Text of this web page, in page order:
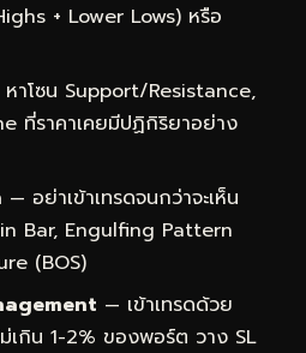
+ Lower Lows) หรือ
าโซน Support/Resistance,
ที่ราคาเคยมีปฏิกิริยาอย่าง
— อย่าเข้าเทรดจนกว่าจะเห็น
Bar, Engulfing Pattern
(BOS)
— เข้าเทรดด้วย
เกิน 1-2% ของพอร์ต วาง SL